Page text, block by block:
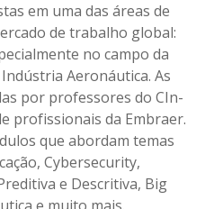
em uma das áreas de
de trabalho global:
no campo da
Aeronáutica. As
por professores do CIn-
profissionais da Embraer.
que abordam temas
Cybersecurity,
e Descritiva, Big